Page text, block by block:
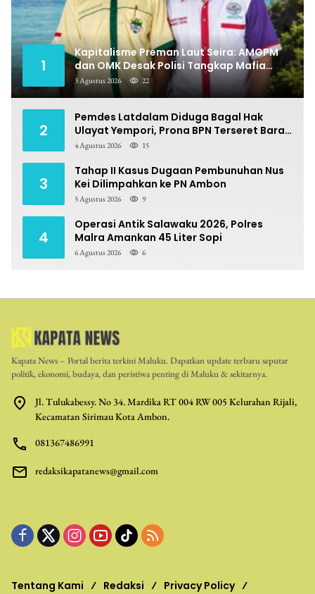
1
Kapitalisme Preman Laut Seira: AMGPM
dan OMK Desak Polisi Tangkap Mafia
Pungli
3 Agustus 2026 22
2
Pemdes Latdalam Diduga Bagal Hak
Ulayat Yempori, Prona BPN Terseret Bara
Sengketa
4 Agustus 2026 15
3
Tahap II Kasus Dugaan Pembunuhan Nus
Kei Dilimpahkan ke PN Ambon
5 Agustus 2026 9
4
Operasi Antik Salawaku 2026, Polres
Malra Amankan 45 Liter Sopi
6 Agustus 2026 6
Kapata News – Portal berita terkini Maluku. Dapatkan update terbaru seputar
politik, ekonomi, budaya, dan peristiwa penting di Maluku & sekitarnya.
Jl. Tulukabessy. No 34. Mardika RT 004 RW 005 Kelurahan Rijali,
Kecamatan Sirimau Kota Ambon.
081367486991
redaksikapatanews@gmail.com
Tentang Kami Redaksi Privacy Policy